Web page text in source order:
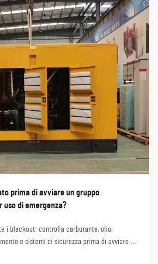
prima di avviare un gruppo
uso di emergenza?
i blackout: controlla carburante, olio,
e sistemi di sicurezza prima di avviare un